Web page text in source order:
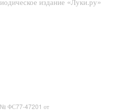
№ ФС77-47201 от